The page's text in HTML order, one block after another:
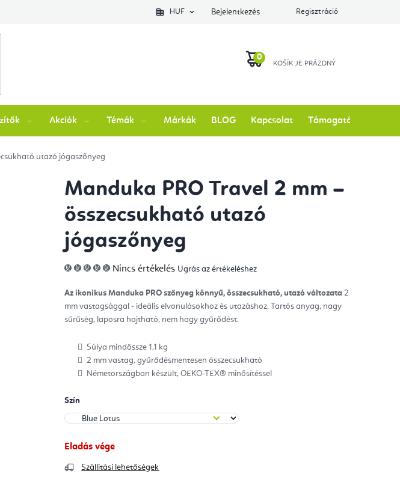
feltételek Ellenőrizze a rendelés állapotátHUF Bejelentkezés Regisztráció
Akciók Témák Márkák BLOG Kapcsolat Támogatás
utazó jógaszőnyeg
Manduka PRO Travel 2 mm –
összecsukható utazó
jógaszőnyeg
A
termék
5-
0,0
csillag.
Nincs értékelés Ugrás az értékeléshez
Az ikonikus Manduka PRO szőnyeg könnyű, összecsukható, utazó változata 2
mm vastagsággal - ideális elvonulásokhoz és utazáshoz. Tartós anyag, nagy
sűrűség, laposra hajtható, nem hagy gyűrődést.
Súlya mindössze 1,1 kg
2 mm vastag, gyűrődésmentesen összecsukható
Németországban készült, OEKO-TEX® minősítéssel
Szín
Eladás vége
Szállítási lehetőségek